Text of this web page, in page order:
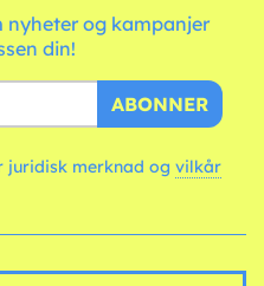
og kampanjer
din!
ABONNER
juridisk merknad og vilkår